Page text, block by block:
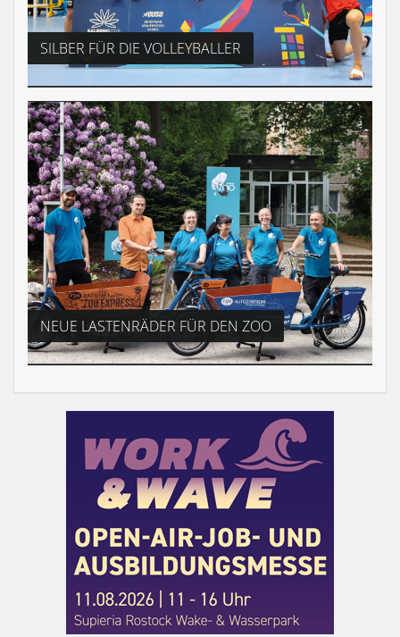
SILBER FÜR DIE VOLLEYBALLER
NEUE LASTENRÄDER FÜR DEN ZOO